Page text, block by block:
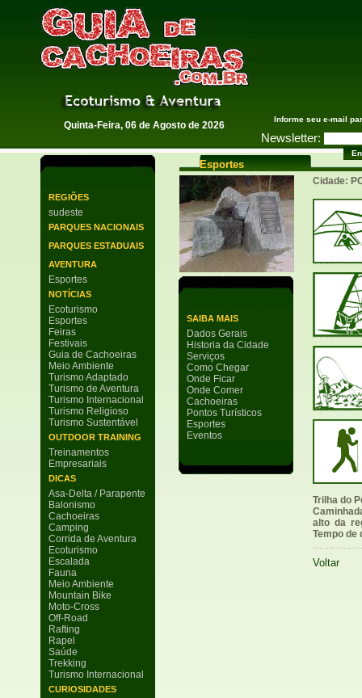
Guia de Cachoeiras
Quinta-Feira, 06 de Agosto de 2026
Informe seu e-mail
Newsletter:
REGIÕES
sudeste
PARQUES NACIONAIS
PARQUES ESTADUAIS
AVENTURA
Esportes
NOTÍCIAS
Ecoturismo
Esportes
Feiras
Festivais
Guia de Cachoeiras
Meio Ambiente
Turismo Adaptado
Turismo de Aventura
Turismo Internacional
Turismo Religioso
Turismo Sustentável
OUTDOOR TRAINING
Treinamentos
Empresariais
DICAS
Asa-Delta / Parapente
Balonismo
Cachoeiras
Camping
Corrida de Aventura
Ecoturismo
Escalada
Fauna
Meio Ambiente
Mountain Bike
Moto-Cross
Off-Road
Rafting
Rapel
Saúde
Trekking
Turismo Internacional
CURIOSIDADES
Esportes
Cidade:
Trilha do
alto da
Tempo de
Voltar
SAIBA MAIS
Dados Gerais
Historia da Cidade
Serviços
Como Chegar
Onde Ficar
Onde Comer
Cachoeiras
Pontos Turísticos
Esportes
Eventos